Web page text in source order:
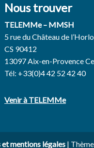
Nous trouver
TELEMMe – MMSH
5 rue du Château de
CS 90412
13097 Aix-en-Provence
Tél: +33(0)4 42 52 42 40
Venir à TELEMMe
mentions légales |